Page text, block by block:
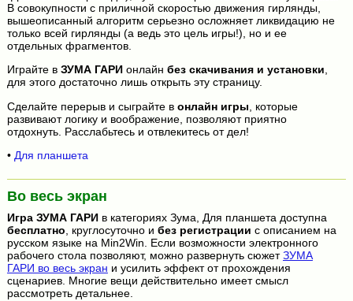
В совокупности с приличной скоростью движения гирлянды,
вышеописанный алгоритм серьезно осложняет ликвидацию не
только всей гирлянды (а ведь это цель игры!), но и ее
отдельных фрагментов.
Играйте в ЗУМА ГАРИонлайн без скачивания и установки,
для этого достаточно лишь открыть эту страницу.
Сделайте перерыв и сыграйте в онлайн игры , которые
развивают логику и воображение, позволяют приятно
отдохнуть. Расслабьтесь и отвлекитесь от дел!
• Для планшета
Во весь экран
Игра ЗУМА ГАРИв категориях Зума, Для планшета доступна
бесплатно, круглосуточно и без регистрации с описанием на
русском языке на Min2Win. Если возможности электронного
рабочего стола позволяют, можно развернуть сюжетЗУМА
ГАРИ во весь экран и усилить эффект от прохождения
сценариев. Многие вещи действительно имеет смысл
рассмотреть детальнее.